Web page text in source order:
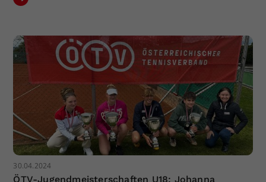
30.04.2024
ÖTV-Jugendmeisterschaften U18: Johanna